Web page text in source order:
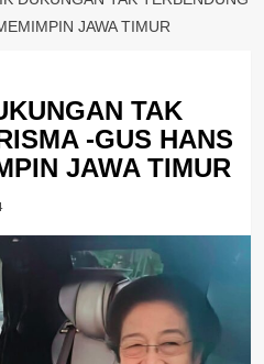
JAWA TIMUR
TAK
-GUS HANS
JAWA TIMUR